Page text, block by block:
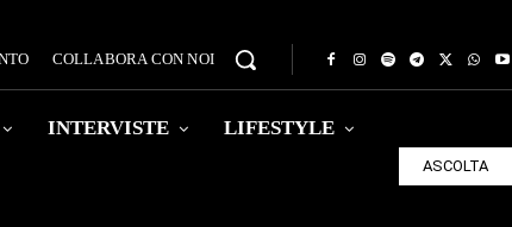
COLLABORA CON NOI
INTERVISTE LIFESTYLE
ASCOLTA